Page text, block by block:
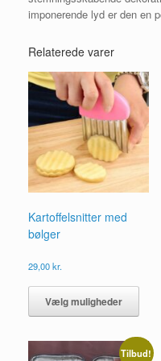
imponerende lyd er den en
Relaterede varer
Kartoffelsnitter med
bølger
29,00kr.
Vælg muligheder
Dette
har
Tilbud!